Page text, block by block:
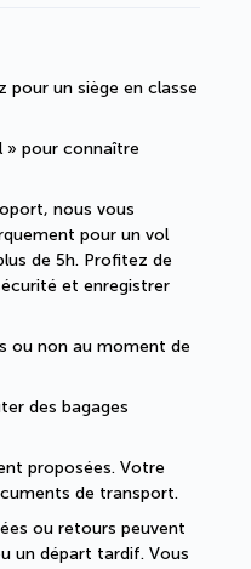
pour un siège en classe
» pour connaître
nous vous
pour un vol
de 5h. Profitez de
et enregistrer
ou non au moment de
des bagages
proposées. Votre
de transport.
ou retours peuvent
un départ tardif. Vous